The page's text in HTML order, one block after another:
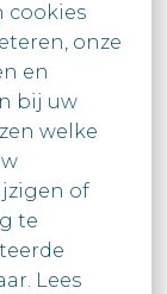
cookies
onze
en
bij uw
welke
of
te
Lees
en — bij
ijskarretje.
dat
en
wat
of